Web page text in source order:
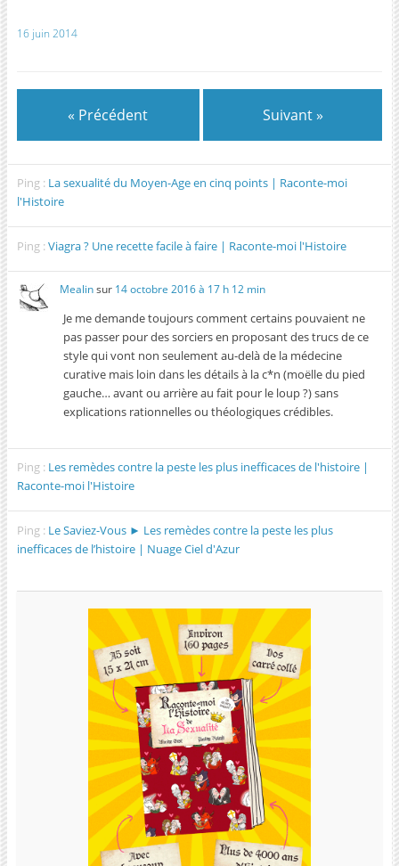
16 juin 2014
« Précédent Suivant »
Ping : La sexualité du Moyen-Age en cinq points | Raconte-moi
l'Histoire
Ping :Viagra ? Une recette facile à faire | Raconte-moi l'Histoire
Mealinsur 14 octobre 2016 à 17 h 12 min
Je me demande toujours comment certains pouvaient ne
pas passer pour des sorciers en proposant des trucs de ce
style qui vont non seulement au-delà de la médecine
curative mais loin dans les détails à la c*n (moëlle du pied
gauche… avant ou arrière au fait pour le loup ?) sans
explications rationnelles ou théologiques crédibles.
Ping : Les remèdes contre la peste les plus inefficaces de l'histoire |
Raconte-moi l'Histoire
Ping : Le Saviez-Vous ► Les remèdes contre la peste les plus
inefficaces de l’histoire | Nuage Ciel d'Azur